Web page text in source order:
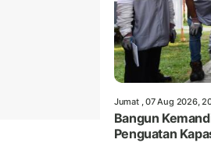
Jumat , 07 Aug 2026,
Bangun
Penguatan